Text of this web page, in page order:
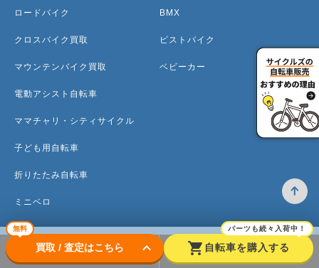
無料
買取 / 査定はこちら keyboard_arrow_down shopping_cart
パーツも続々入荷中！
自転車を購入する
ロードバイク
クロスバイク買取
マウンテンバイク買取
電動アシスト自転車
ママチャリ・シティサイクル
子ども用自転車
折りたたみ自転車
ミニベロ
BMX
ピストバイク
ベビーカー
トップ 高価買取のワケ